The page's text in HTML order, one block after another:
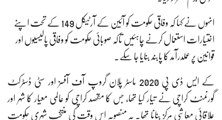
انہوں نے کہا کہ وفاقی حکومت کو آئین کے آرٹیکل 149 کے تحت اپنے
اختیارات استعمال کرنے چاہئیں تاکہ صوبائی حکومت کو وفاقی پالیسیوں اور
قوانین پر عملدرآمد کا پابند بنایا جا سکے۔
کے ایس ڈی پی 2020 ماسٹر پلان گروپ آف آفسز اور سٹی ڈسٹرکٹ
گورنمنٹ کراچی نے تیار کیا تھا، جس کا مقصد کراچی کو عالمی معیار کا شہر اور
علاقائی معاشی مرکز بنانا تھا۔ یہ منصوبہ اس وقت کی منتخب شہری حکومت